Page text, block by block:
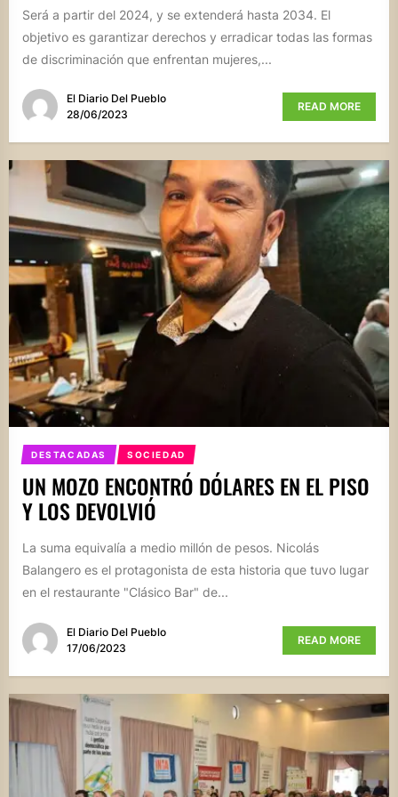
Será a partir del 2024, y se extenderá hasta 2034. El
objetivo es garantizar derechos y erradicar todas las formas
de discriminación que enfrentan mujeres,...
El Diario Del Pueblo
28/06/2023
READ MORE
DESTACADAS SOCIEDAD
UN MOZO ENCONTRÓ DÓLARES EN EL PISO
Y LOS DEVOLVIÓ
La suma equivalía a medio millón de pesos. Nicolás
Balangero es el protagonista de esta historia que tuvo lugar
en el restaurante "Clásico Bar" de...
El Diario Del Pueblo
17/06/2023
READ MORE